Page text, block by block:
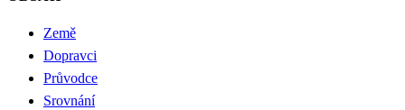
Země
Dopravci
Průvodce
Srovnání